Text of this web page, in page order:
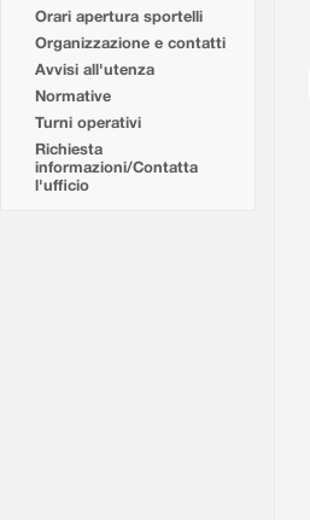
Orari apertura sportelli
Organizzazione e contatti
Avvisi all'utenza
Normative
Turni operativi
Richiesta
informazioni/Contatta
l'ufficio